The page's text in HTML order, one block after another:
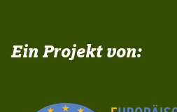
Ein Projekt von: